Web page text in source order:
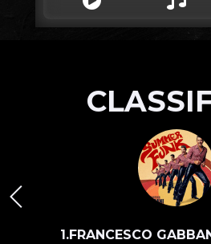
1.FRANCESCO